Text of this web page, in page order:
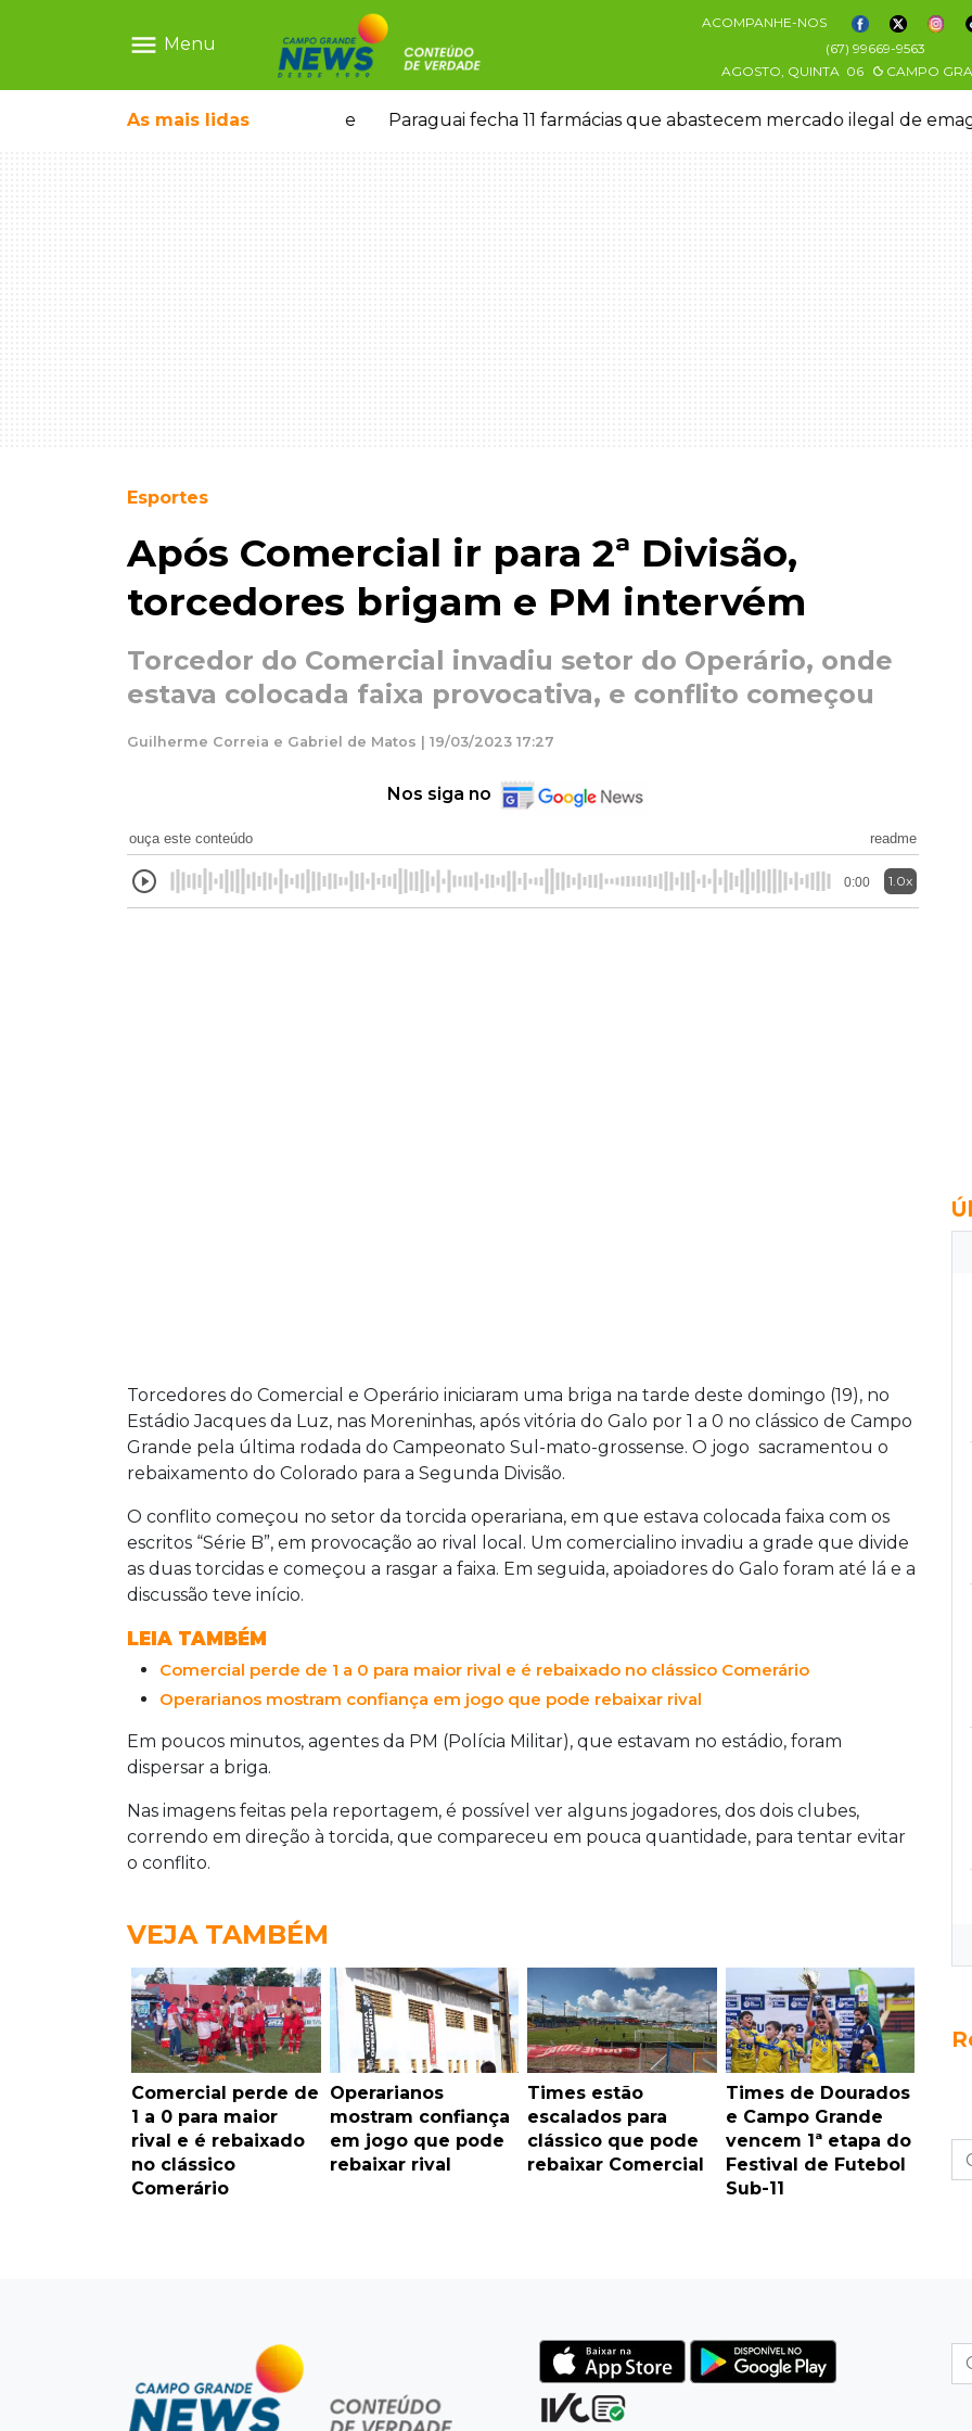
menu Menu
ACOMPANHE-NOS
(67) 99669-9563
AGOSTO, QUINTA 06 CAMPO
As mais lidas
antes de induzi-la à morte Paraguai fecha 11 farmácias que abastecem mercado ilegal de
Esportes
Após Comercial ir para 2ª Divisão,
torcedores brigam e PM intervém
Torcedor do Comercial invadiu setor do Operário, onde
estava colocada faixa provocativa, e conflito começou
Guilherme Correia e Gabriel de Matos | 19/03/2023 17:27
Nos siga no
ouça este conteúdo readme
0:00 1.0x
Torcedores do Comercial e Operário iniciaram uma briga na tarde deste domingo (19), no
Estádio Jacques da Luz, nas Moreninhas, após vitória do Galo por 1 a 0 no clássico de Campo
Grande pela última rodada do Campeonato Sul-mato-grossense. O jogo sacramentou o
rebaixamento do Colorado para a Segunda Divisão.
O conflito começou no setor da torcida operariana, em que estava colocada faixa com os
escritos “Série B”, em provocação ao rival local. Um comercialino invadiu a grade que divide
as duas torcidas e começou a rasgar a faixa. Em seguida, apoiadores do Galo foram até lá e a
discussão teve início.
LEIA TAMBÉM
Comercial perde de 1 a 0 para maior rival e é rebaixado no clássico Comerário
Operarianos mostram confiança em jogo que pode rebaixar rival
Em poucos minutos, agentes da PM (Polícia Militar), que estavam no estádio, foram
dispersar a briga.
Nas imagens feitas pela reportagem, é possível ver alguns jogadores, dos dois clubes,
correndo em direção à torcida, que compareceu em pouca quantidade, para tentar evitar
o conflito.
VEJA TAMBÉM
Comercial perde de
1 a 0 para maior
rival e é rebaixado
no clássico
Comerário
Operarianos
mostram confiança
em jogo que pode
rebaixar rival
Times estão
escalados para
clássico que pode
rebaixar Comercial
Times de Dourados
e Campo Grande
vencem 1ª etapa do
Festival de Futebol
Sub-11